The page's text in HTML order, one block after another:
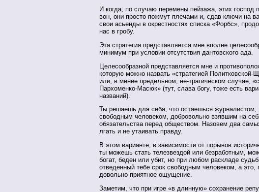
И когда, по случаю перемены пейзажа, этих господ
вон, они просто пожмут плечами и, сдав ключи на
свои асьенды в окрестностях списка «Форбс»,
нас в гробу.
Эта стратегия представляется мне вполне
минимум при условии отсутствия дантовского ада.
Целесообразной представляется мне и
которую можно назвать «стратегией
или, в менее предельном, не-трагическом случае,
Пархоменко-Масюк» (тут, слава богу, тоже есть
названий).
Ты решаешь для себя, что остаешься журналистом,
свободным человеком, добровольно взявшим на
обязательства перед обществом. Назовем два
лгать и не утаивать правду.
В этом варианте, в зависимости от порывов
ты можешь стать телезвездой или безработным,
богат, беден или убит, но при любом раскладе
отведенный тебе срок свободным человеком, а это,
довольно приятное ощущение.
Заметим, что при игре «в длинную» сохранение